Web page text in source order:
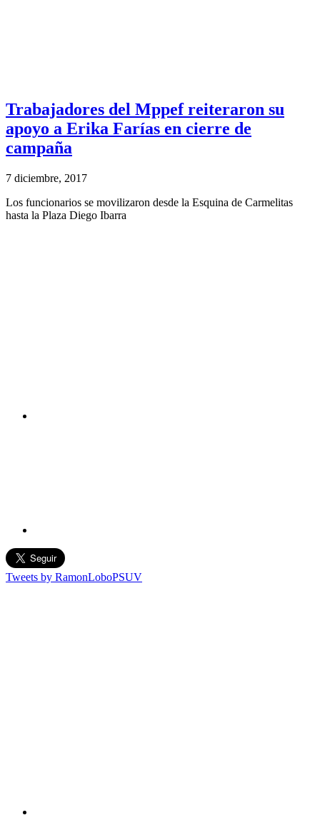
Trabajadores del Mppef reiteraron su
apoyo a Erika Farías en cierre de
campaña
7 diciembre, 2017
Los funcionarios se movilizaron desde la Esquina de Carmelitas
hasta la Plaza Diego Ibarra
Tweets by RamonLoboPSUV